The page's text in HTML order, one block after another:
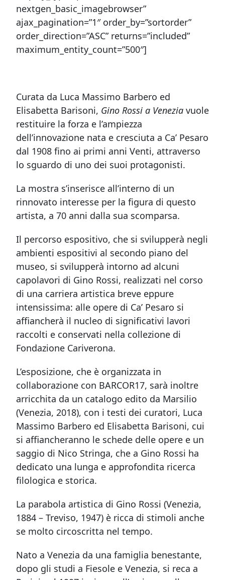
nextgen_basic_imagebrowser”
ajax_pagination=”1″ order_by=”sortorder”
order_direction=”ASC” returns=”included”
maximum_entity_count=”500″]
Curata da Luca Massimo Barbero ed
Elisabetta Barisoni, Gino Rossi a Venezia vuole
restituire la forza e l’ampiezza
dell’innovazione nata e cresciuta a Ca’ Pesaro
dal 1908 fino ai primi anni Venti, attraverso
lo sguardo di uno dei suoi protagonisti.
La mostra s’inserisce all’interno di un
rinnovato interesse per la figura di questo
artista, a 70 anni dalla sua scomparsa.
Il percorso espositivo, che si svilupperà negli
ambienti espositivi al secondo piano del
museo, si svilupperà intorno ad alcuni
capolavori di Gino Rossi, realizzati nel corso
di una carriera artistica breve eppure
intensissima: alle opere di Ca’ Pesaro si
affiancherà il nucleo di significativi lavori
raccolti e conservati nella collezione di
Fondazione Cariverona.
L’esposizione, che è organizzata in
collaborazione con BARCOR17, sarà inoltre
arricchita da un catalogo edito da Marsilio
(Venezia, 2018), con i testi dei curatori, Luca
Massimo Barbero ed Elisabetta Barisoni, cui
si affiancheranno le schede delle opere e un
saggio di Nico Stringa, che a Gino Rossi ha
dedicato una lunga e approfondita ricerca
filologica e storica.
La parabola artistica di Gino Rossi (Venezia,
1884 – Treviso, 1947) è ricca di stimoli anche
se molto circoscritta nel tempo.
Nato a Venezia da una famiglia benestante,
dopo gli studi a Fiesole e Venezia, si reca a